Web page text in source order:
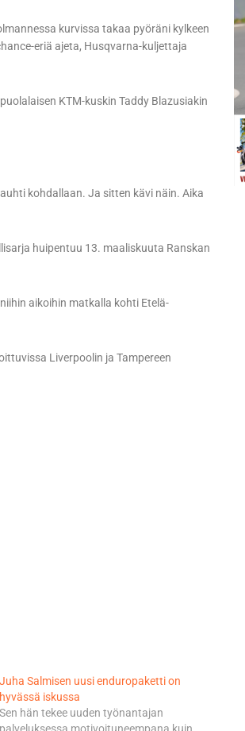
kurvissa takaa pyöräni kylkeen
eriä ajeta, Husqvarna-kuljettaja
KTM-kuskin Taddy Blazusiakin
kohdallaan. Ja sitten kävi näin. Aika
huipentuu 13. maaliskuuta Ranskan
aikoihin matkalla kohti Etelä-
Liverpoolin ja Tampereen
Juha Salmisen uusi enduropaketti on
hyvässä iskussa
Sen hän tekee uuden työnantajan